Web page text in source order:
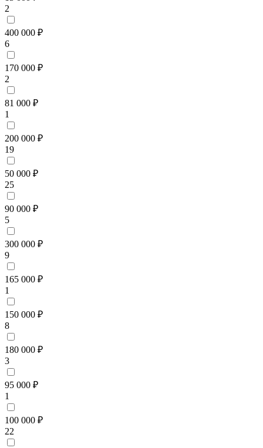
2
400 000 ₽
6
170 000 ₽
2
81 000 ₽
1
200 000 ₽
19
50 000 ₽
25
90 000 ₽
5
300 000 ₽
9
165 000 ₽
1
150 000 ₽
8
180 000 ₽
3
95 000 ₽
1
100 000 ₽
22